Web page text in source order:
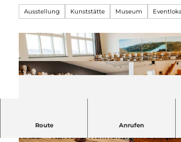
Ausstellung Kunststätte Museum
Route Anrufen
Gruppenerlebnisse im historischen
KKLB – Kultur & Kulinarik am